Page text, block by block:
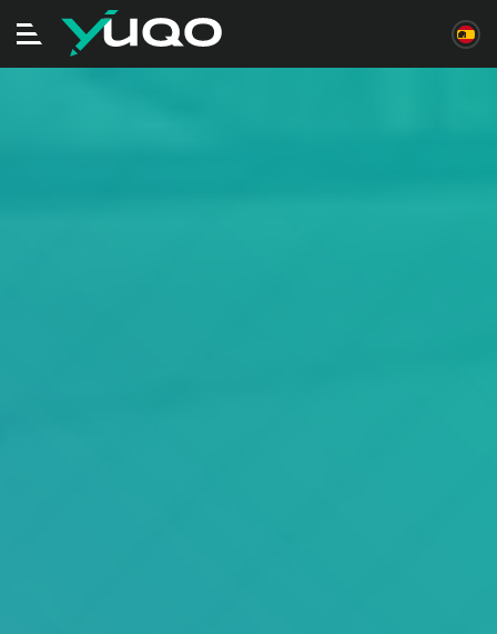
Alternar
navegación